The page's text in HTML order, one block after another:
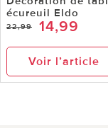
écureuil Eldo
22,99 14,99
Voir l’article